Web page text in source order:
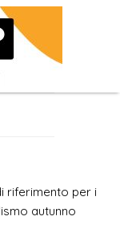
riferimento per i
autunno